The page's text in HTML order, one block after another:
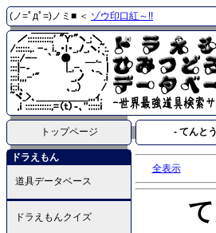
(ノ=ﾟдﾟ=)ノミ■ ＜ ゾウ印口紅～!!
トップページ - てんと
ドラえもん
道具データベース
ドラえもんクイズ
全表示